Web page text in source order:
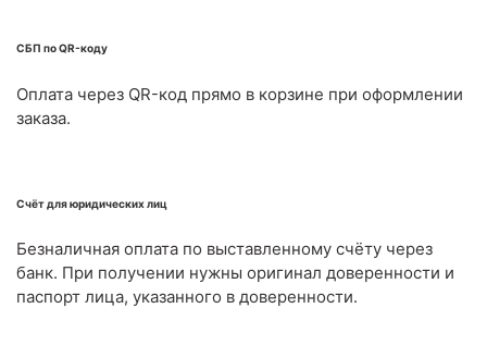
СБП по QR-коду
Оплата через QR-код прямо в корзине при оформлении
заказа.
Счёт для юридических лиц
Безналичная оплата по выставленному счёту через
банк. При получении нужны оригинал доверенности и
паспорт лица, указанного в доверенности.